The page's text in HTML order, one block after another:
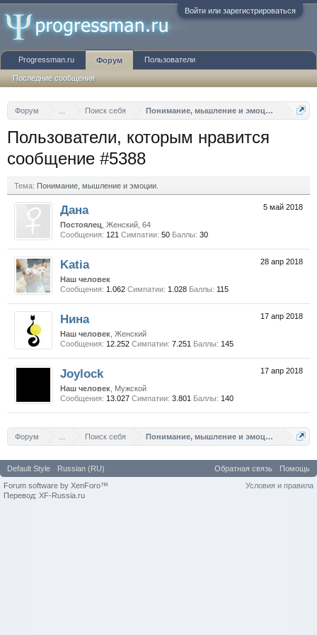
Войти или зарегистрироваться
Форум Поиск себя Понимание, мышление и эмоции.
Пользователи, которым нравится
сообщение #5388
Тема: Понимание, мышление и эмоции.
5 май 2018
Дана
Постоялец , Женский, 64
Сообщения: 121 Симпатии: 50 Баллы: 30
28 апр 2018
Katia
Наш человек
Сообщения: 1.062 Симпатии: 1.028 Баллы: 115
17 апр 2018
Нина
Наш человек , Женский
Сообщения: 12.252 Симпатии: 7.251 Баллы: 145
17 апр 2018
Joylock
Наш человек , Мужской
Сообщения: 13.027 Симпатии: 3.801 Баллы: 140
Форум Поиск себя Понимание, мышление и эмоции.
Progressman.ru Форум
Последние сообщения
Пользователи
Default Style Russian (RU) Обратная связь
Помощь
Условия и правила
Forum software by XenForo™
Перевод: XF-Russia.ru